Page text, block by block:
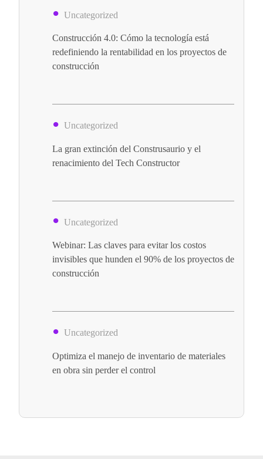
Uncategorized
Construcción 4.0: Cómo la tecnología está
redefiniendo la rentabilidad en los proyectos de
construcción
Uncategorized
La gran extinción del Construsaurio y el
renacimiento del Tech Constructor
Uncategorized
Webinar: Las claves para evitar los costos
invisibles que hunden el 90% de los proyectos de
construcción
Uncategorized
Optimiza el manejo de inventario de materiales
en obra sin perder el control